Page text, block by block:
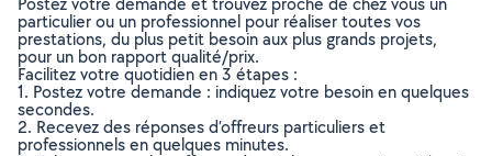
particulier ou un professionnel pour réaliser toutes vos
prestations, du plus petit besoin aux plus grands projets,
pour un bon rapport qualité/prix.
Facilitez votre quotidien en 3 étapes :
1. Postez votre demande : indiquez votre besoin en quelques
secondes.
2. Recevez des réponses d’offreurs particuliers et
professionnels en quelques minutes.